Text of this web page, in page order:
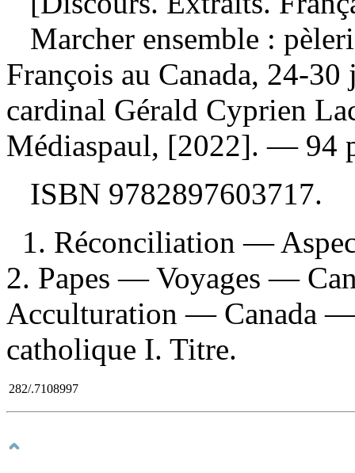
Marcher ensemble :
François au Canada, 24-
cardinal Gérald Cyprien
Médiaspaul, [2022]. — 94
ISBN 9782897603717.
1. Réconciliation —
2. Papes — Voyages —
Acculturation — Canada
catholique I. Titre.
282/.7108997